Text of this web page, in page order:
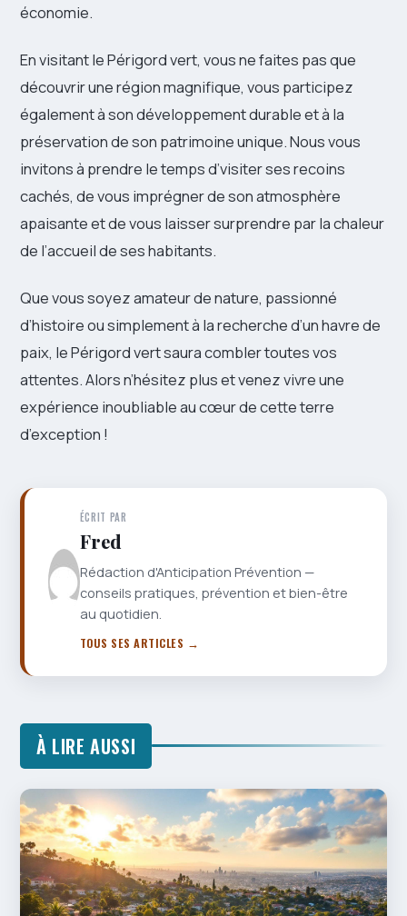
économie.
En visitant le Périgord vert, vous ne faites pas que
découvrir une région magnifique, vous participez
également à son développement durable et à la
préservation de son patrimoine unique. Nous vous
invitons à prendre le temps d’visiter ses recoins
cachés, de vous imprégner de son atmosphère
apaisante et de vous laisser surprendre par la chaleur
de l’accueil de ses habitants.
Que vous soyez amateur de nature, passionné
d’histoire ou simplement à la recherche d’un havre de
paix, le Périgord vert saura combler toutes vos
attentes. Alors n’hésitez plus et venez vivre une
expérience inoubliable au cœur de cette terre
d’exception !
ÉCRIT PAR
Fred
Rédaction d'Anticipation Prévention —
conseils pratiques, prévention et bien-être
au quotidien.
TOUS SES ARTICLES →
À LIRE AUSSI